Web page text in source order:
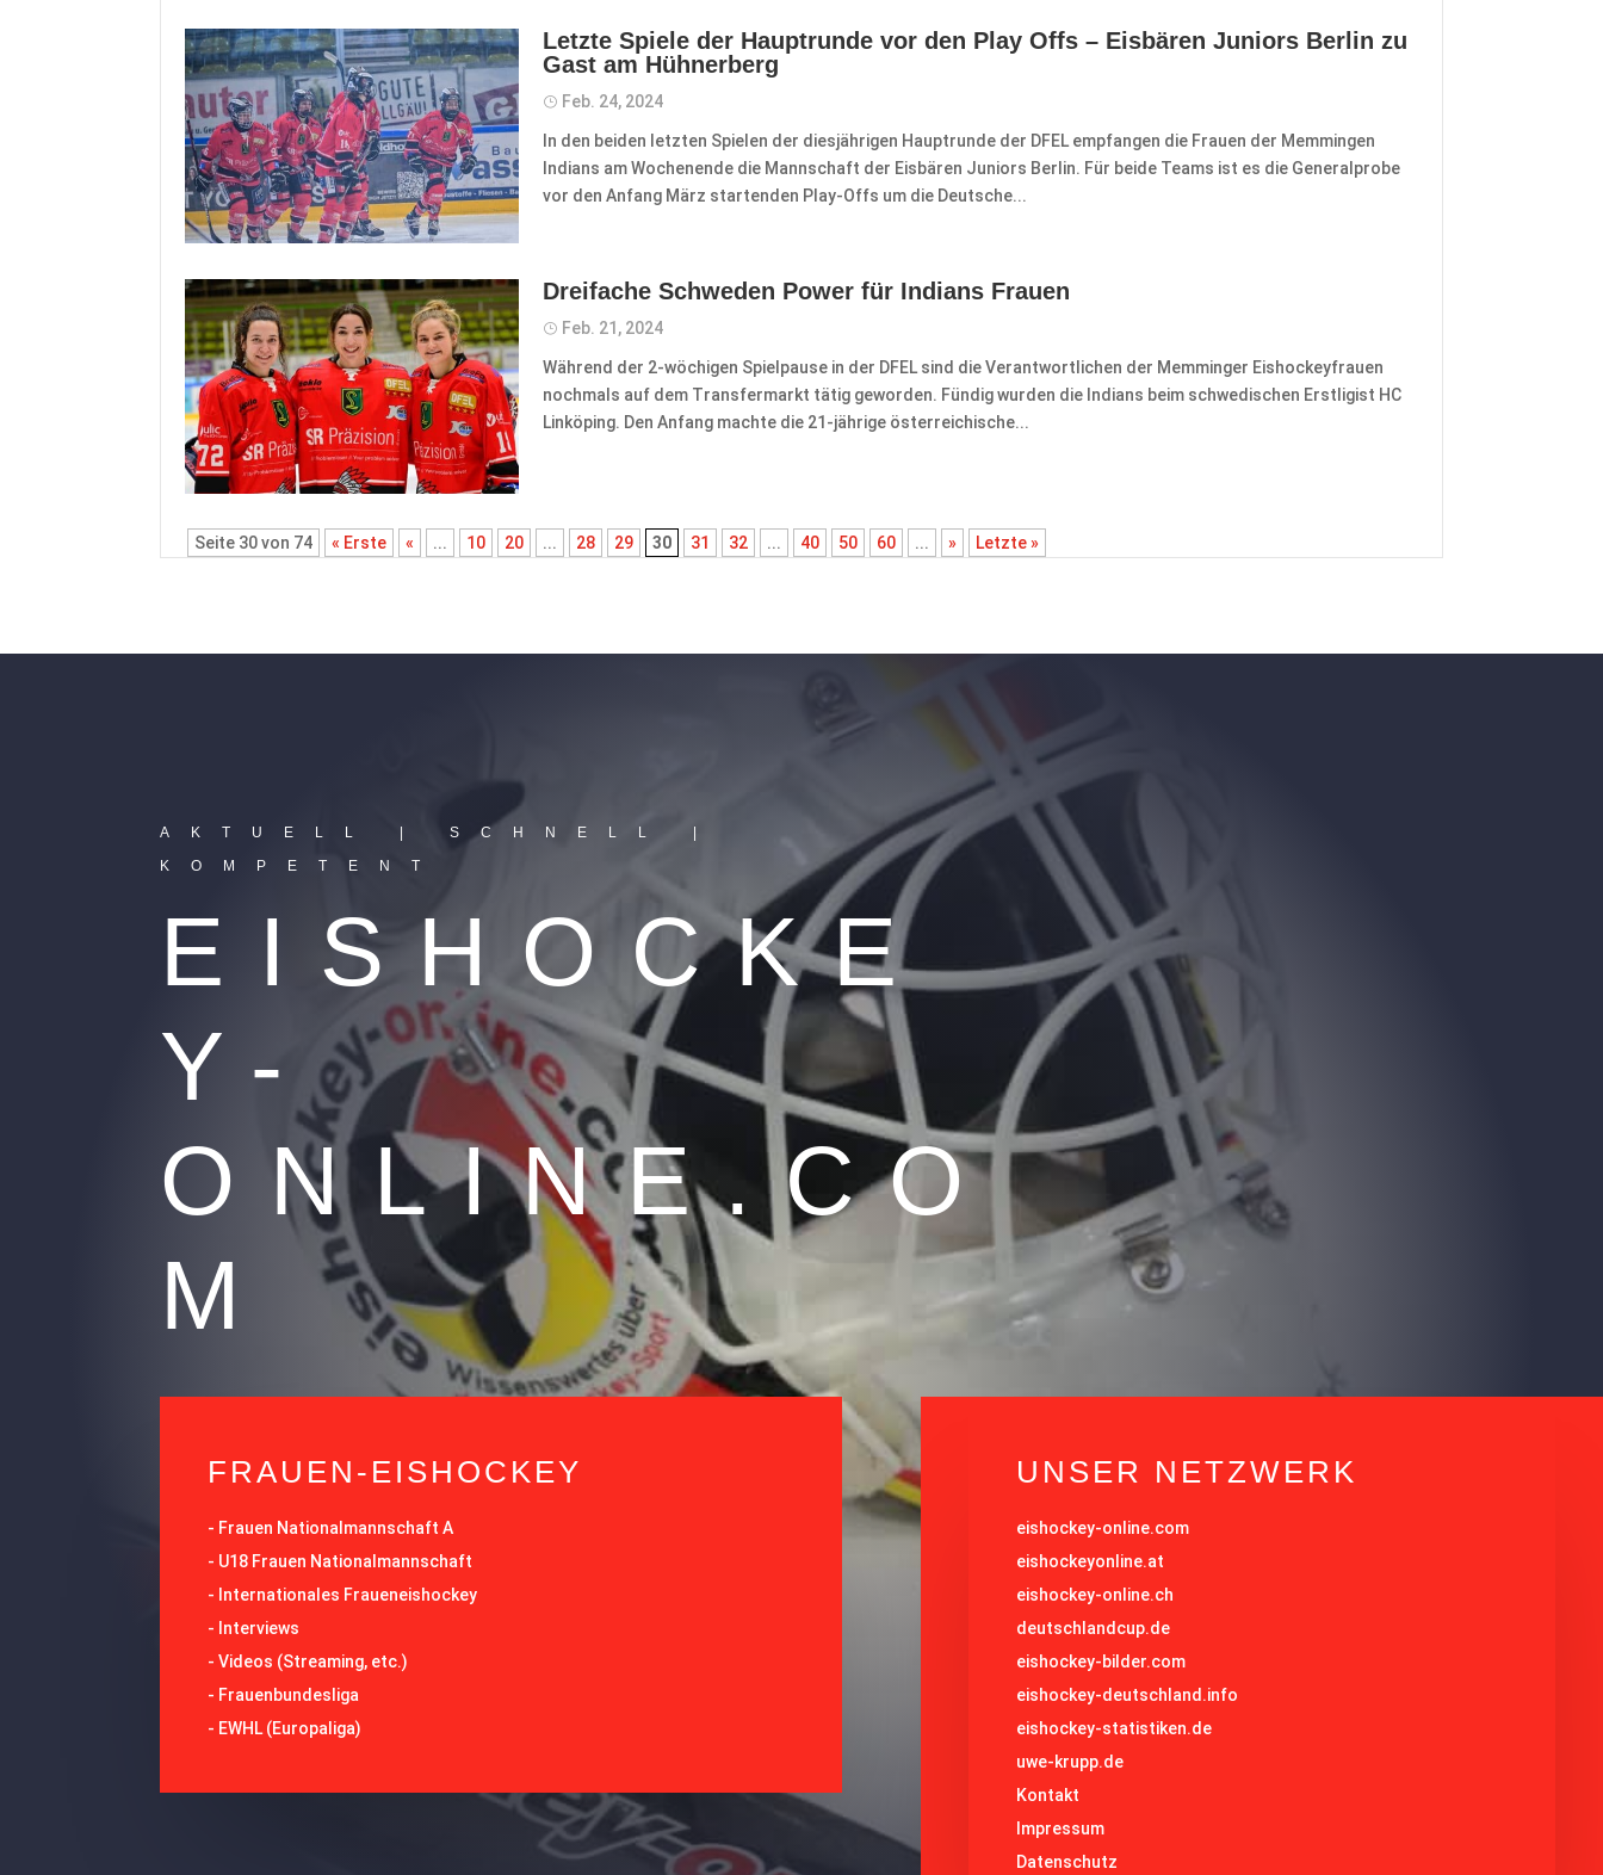
Letzte Spiele der Hauptrunde vor den Play Offs – Eisbären Juniors Berlin zu
Gast am Hühnerberg
Feb. 24, 2024
In den beiden letzten Spielen der diesjährigen Hauptrunde der DFEL empfangen die Frauen der Memmingen
Indians am Wochenende die Mannschaft der Eisbären Juniors Berlin. Für beide Teams ist es die Generalprobe
vor den Anfang März startenden Play-Offs um die Deutsche...
Dreifache Schweden Power für Indians Frauen
Feb. 21, 2024
Während der 2-wöchigen Spielpause in der DFEL sind die Verantwortlichen der Memminger Eishockeyfrauen
nochmals auf dem Transfermarkt tätig geworden. Fündig wurden die Indians beim schwedischen Erstligist HC
Linköping. Den Anfang machte die 21-jährige österreichische...
Seite 30 von 74 « Erste « ... 10 20 ... 28 29 30 31 32 ... 40 50 60 ... » Letzte »
AKTUELL | SCHNELL |
KOMPETENT
EISHOCKE
Y-
ONLINE.CO
M
FRAUEN-EISHOCKEY
- Frauen Nationalmannschaft A
- U18 Frauen Nationalmannschaft
- Internationales Fraueneishockey
- Interviews
-Videos (Streaming, etc.)
- Frauenbundesliga
- EWHL (Europaliga)
UNSER NETZWERK
eishockey-online.com
eishockeyonline.at
eishockey-online.ch
deutschlandcup.de
eishockey-bilder.com
eishockey-deutschland.info
eishockey-statistiken.de
uwe-krupp.de
Kontakt
Impressum
Datenschutz